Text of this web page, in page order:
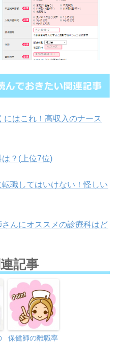
はこれ！高収入のナース
？(上位7位)
職してはいけない！怪しい
んにオススメの診療科はど
記事
保健師の離職率